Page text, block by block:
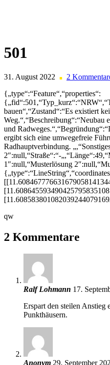
501
31. August 2022
2
{„type“:“Feature“,“properties“:
bauen“,“Zustand“:“Es existiert
Weg.“,“Beschreibung“:“Neubau
und
ergibt sich eine umwegefreie
Radhauptverbindung.
2″:null,“Straße“:“-
1″:null,“Musterlösung
qw
2 Kommentare
Ralf Lohmann 17.
Erspart den steilen Anstieg
Punkthäusern.
Anonym 29. September